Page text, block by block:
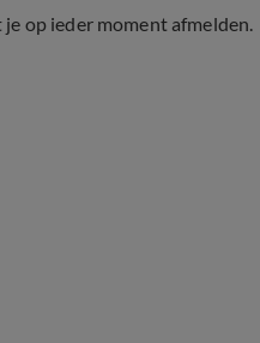
op ieder moment afmelden.